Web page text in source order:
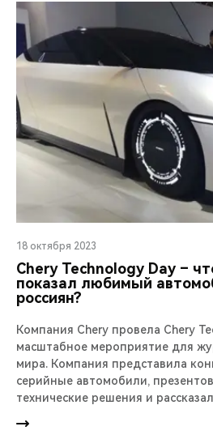
18 октября 2023
Chery Technology Day –
показал любимый
россиян?
Компания Chery провела Chery
масштабное мероприятие для
мира. Компания представила
серийные автомобили,
технические решения и